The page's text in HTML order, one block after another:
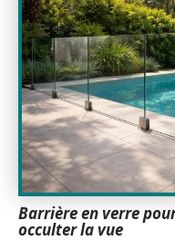
Barrière en verre
occulter la vue